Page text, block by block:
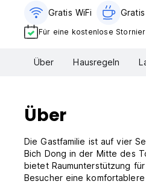
Gratis WiFi
Für eine kostenlose
Über Hausregeln
Über
Die Gastfamilie ist auf vier
Bich Dong in der Mitte des
bietet Raumunterstützung
Besucher eine